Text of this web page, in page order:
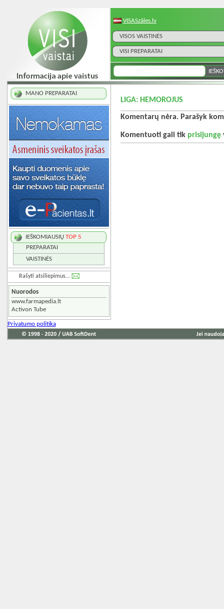
VISASzāles.lv
VISOS VAISTINĖS
VISI PREPARATAI
MANO PREPARATAI
IEŠKOMIAUSIŲ TOP 5
PREPARATAI
VAISTINĖS
Rašyti atsiliepimus...
Nuorodos
www.farmapedia.lt
Activon Tube
LIGA: HEMOROJUS
Komentarų nėra. Parašyk
Komentuoti gali tik prisijungę
Privatumo politika